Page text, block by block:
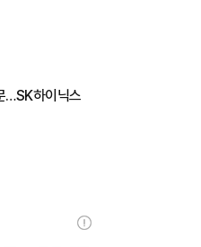
…SK하이닉스